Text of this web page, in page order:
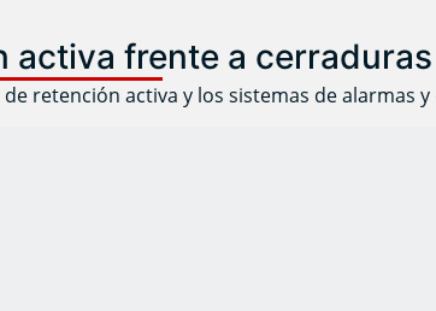
activa frente a
retención activa y los sistemas de alarmas